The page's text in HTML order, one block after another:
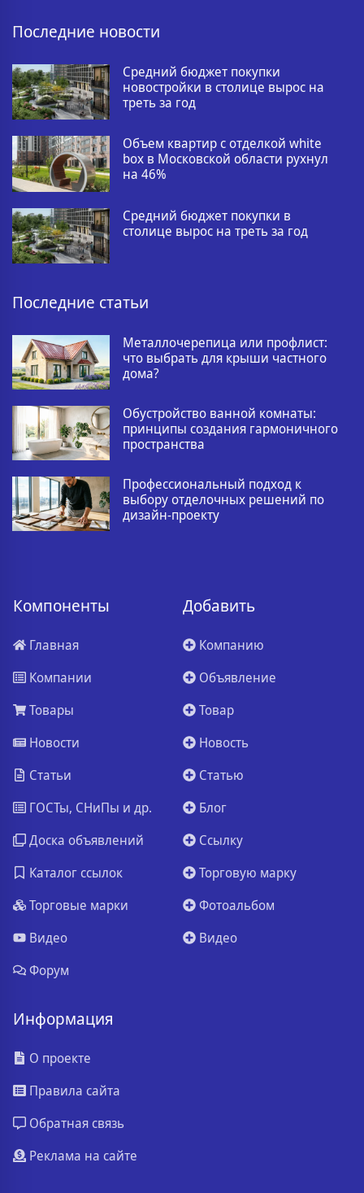
Последние новости
Средний бюджет покупки
новостройки в столице вырос на
треть за год
Объем квартир с отделкой white
box в Московской области рухнул
на 46%
Средний бюджет покупки в
столице вырос на треть за год
Последние статьи
Металлочерепица или профлист:
что выбрать для крыши частного
дома?
Обустройство ванной комнаты:
принципы создания гармоничного
пространства
Профессиональный подход к
выбору отделочных решений по
дизайн-проекту
Компоненты
Главная
Компании
Товары
Новости
Статьи
ГОСТы, СНиПы и др.
Доска объявлений
Каталог ссылок
Торговые марки
Видео
Форум
Добавить
Компанию
Объявление
Товар
Новость
Статью
Блог
Ссылку
Торговую марку
Фотоальбом
Видео
Информация
О проекте
Правила сайта
Обратная связь
Реклама на сайте